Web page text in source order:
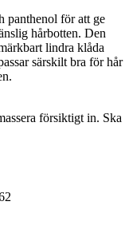
panthenol för att ge
hårbotten. Den
lindra klåda
särskilt bra för hår
försiktigt in. Ska